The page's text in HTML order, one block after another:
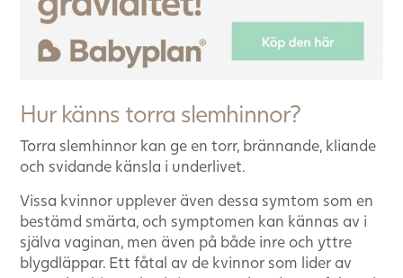
Hur känns torra slemhinnor?
Torra slemhinnor kan ge en torr, brännande, kliande
och svidande känsla i underlivet.
Vissa kvinnor upplever även dessa symtom som en
bestämd smärta, och symptomen kan kännas av i
själva vaginan, men även på både inre och yttre
blygdläppar. Ett fåtal av de kvinnor som lider av